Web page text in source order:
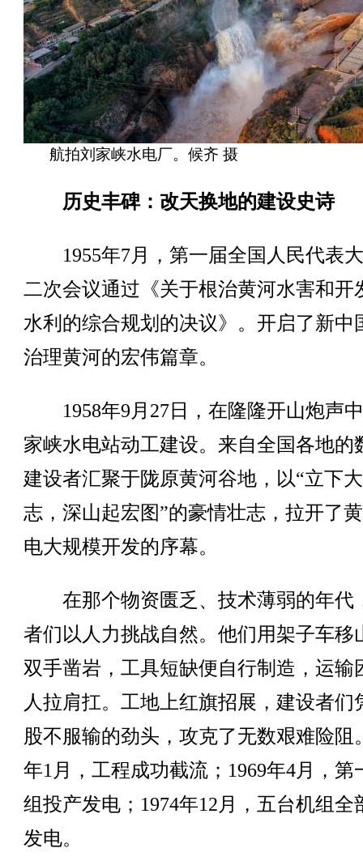
航拍刘家峡水电厂。候齐 摄
历史丰碑：改天换地的建设史诗
1955年7月，第一届全国人民代表
二次会议通过《关于根治黄河水害和开
水利的综合规划的决议》。开启了新中
治理黄河的宏伟篇章。
1958年9月27日，在隆隆开山炮声
家峡水电站动工建设。来自全国各地的
建设者汇聚于陇原黄河谷地，以“立下
志，深山起宏图”的豪情壮志，拉开了
电大规模开发的序幕。
在那个物资匮乏、技术薄弱的年代
者们以人力挑战自然。他们用架子车移
双手凿岩，工具短缺便自行制造，运输
人拉肩扛。工地上红旗招展，建设者们
股不服输的劲头，攻克了无数艰难险阻
年1月，工程成功截流；1969年4月，第
组投产发电；1974年12月，五台机组全
发电。